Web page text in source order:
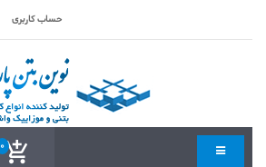
حساب کاربری
0